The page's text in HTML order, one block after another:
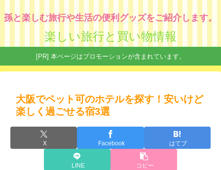
孫と楽しむ旅行や生活の便利グッズをご紹介します。
楽しい旅行と買い物情報
[PR] 本ページはプロモーションが含まれています。
大阪でペット可のホテルを探す！安いけど
楽しく過ごせる宿3選
X Facebook はてブ
LINE コピー